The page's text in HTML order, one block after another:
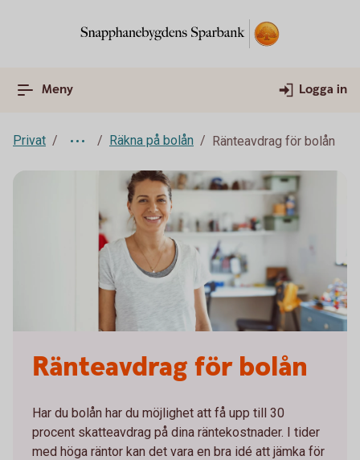
Meny Logga in
Privat Räkna på bolån Ränteavdrag för bolån
Ränteavdrag för bolån
Har du bolån har du möjlighet att få upp till 30
procent skatteavdrag på dina räntekostnader. I tider
med höga räntor kan det vara en bra idé att jämka för